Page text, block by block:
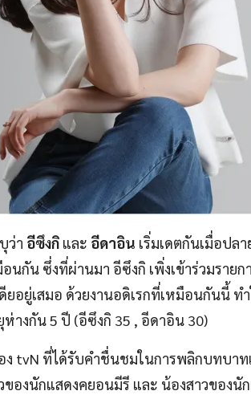
ว่า อีซึงกิ และ อีดาอิน เริ่มเดตกันเมื่อปล
กัน ซึ่งที่ผ่านมา อีซึงกิ เพิ่งเข้าร่วมรายก
อยู่เสมอ ด้วยงานอดิเรกที่เหมือนกันนี้ ท
างกัน 5 ปี (อีซึงกิ 35 , อีดาอิน 30)
ง tvN ที่ได้รับคำชื่นชมในการพลิกบทบาท
ของนักแสดงคยอนมีรี และ น้องสาวของนั